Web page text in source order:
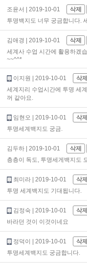
조윤서 | 2019-10-01 삭제
투명백지도 너무 궁금합니다.
김애경 | 2019-10-01 삭제
세계사 수업 시간에 활용하겠
~~^^*
이지원 | 2019-10-01 삭제
세계지리 수업시간에 투명 세
꺼 같아요.
임현오 | 2019-10-01 삭제
투명세계백지도 궁금.
김두하 | 2019-10-01 삭제
층층이 독도, 투명세게백지도
최미라 | 2019-10-01 삭제
투명 세계백지도 기대됩니다.
김정숙 | 2019-10-01 삭제
바라던 것이 이것이네요
정덕이 | 2019-10-01 삭제
투명세계백지도 궁금합니다.